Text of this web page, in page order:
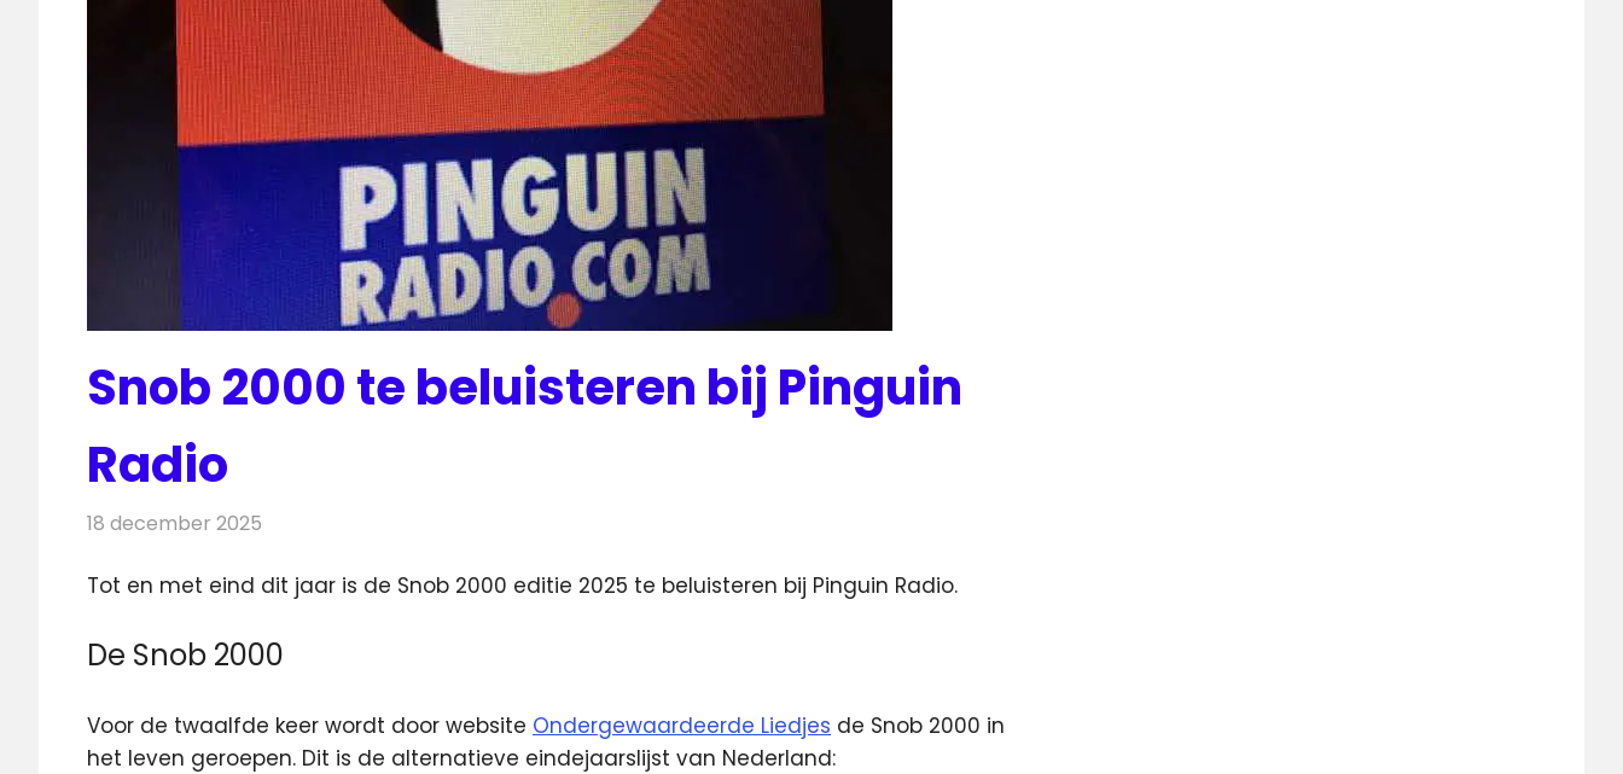
Snob 2000 te beluisteren bij Pinguin
Radio
18 december 2025
Tot en met eind dit jaar is de Snob 2000 editie 2025 te beluisteren bij Pinguin Radio.
De Snob 2000
Voor de twaalfde keer wordt door website Ondergewaardeerde Liedjes de Snob 2000 in
het leven geroepen. Dit is de alternatieve eindejaarslijst van Nederland: